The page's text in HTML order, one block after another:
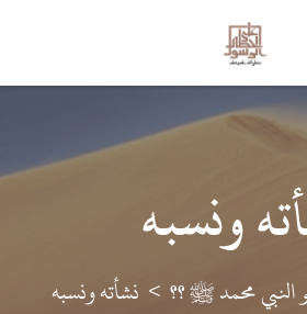
إِلا رَحْمَةً لِلْعَالَمِينَ
ونسبه
محمد ﷺ ؟؟ نشأته ونسبه